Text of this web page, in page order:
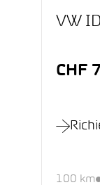
VW
CHF
100 km